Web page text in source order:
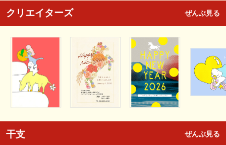
クリエイターズ ぜんぶ見る
干支 ぜんぶ見る